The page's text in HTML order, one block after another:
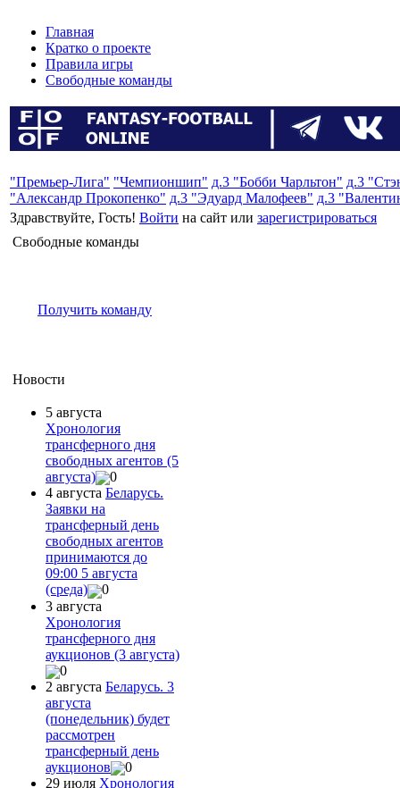
Главная
Кратко о проекте
Правила игры
Свободные команды
"Премьер-Лига" "Чемпионшип" д.3 "Бобби Чарльтон" д.3
"Александр Прокопенко" д.3 "Эдуард Малофеев" д.3
Здравствуйте, Гость! Войти на сайт или зарегистрироваться
Свободные команды
Получить команду
Новости
5 августа
Хронология
трансферного дня
свободных агентов (5
августа)
0
4 августа Беларусь.
Заявки на
трансферный день
свободных агентов
принимаются до
09:00 5 августа
(среда)
0
3 августа
Хронология
трансферного дня
аукционов (3 августа)
0
2 августа Беларусь. 3
августа
(понедельник) будет
рассмотрен
трансферный день
аукционов
0
29 июля Хронология